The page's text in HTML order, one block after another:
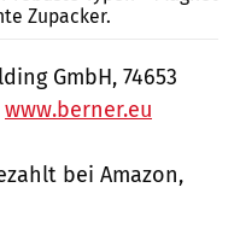
Zupacker.
GmbH, 74653
www.berner.eu
bei Amazon,